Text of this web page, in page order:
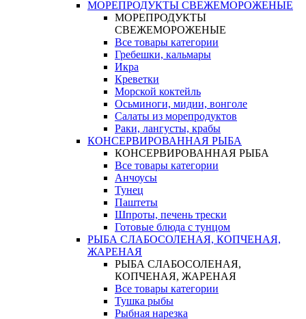
МОРЕПРОДУКТЫ СВЕЖЕМОРОЖЕНЫЕ
МОРЕПРОДУКТЫ
СВЕЖЕМОРОЖЕНЫЕ
Все товары категории
Гребешки, кальмары
Икра
Креветки
Морской коктейль
Осьминоги, мидии, вонголе
Салаты из морепродуктов
Раки, лангусты, крабы
КОНСЕРВИРОВАННАЯ РЫБА
КОНСЕРВИРОВАННАЯ РЫБА
Все товары категории
Анчоусы
Тунец
Паштеты
Шпроты, печень трески
Готовые блюда с тунцом
РЫБА СЛАБОСОЛЕНАЯ, КОПЧЕНАЯ,
ЖАРЕНАЯ
РЫБА СЛАБОСОЛЕНАЯ,
КОПЧЕНАЯ, ЖАРЕНАЯ
Все товары категории
Тушка рыбы
Рыбная нарезка